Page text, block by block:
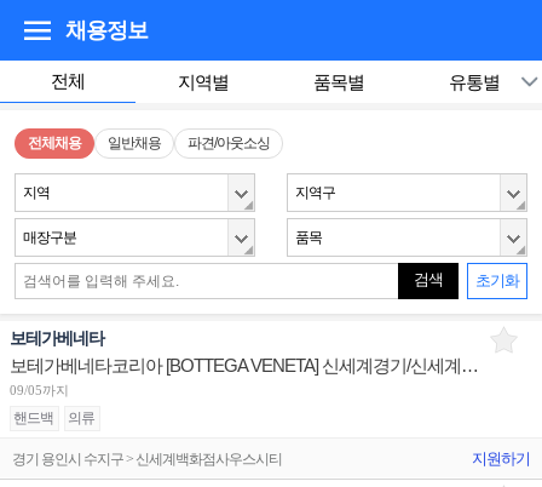
채용정보
전체 지역별 품목별 유통별
전체채용 일반채용 파견/아웃소싱
지역 지역구
매장구분 품목
검색 초기화
보테가베네타
보테가베네타코리아 [BOTTEGA VENETA] 신세계경기/신세계대전 판매사원 채용
09/05까지
핸드백 의류
경기 용인시 수지구 > 신세계백화점사우스시티 지원하기